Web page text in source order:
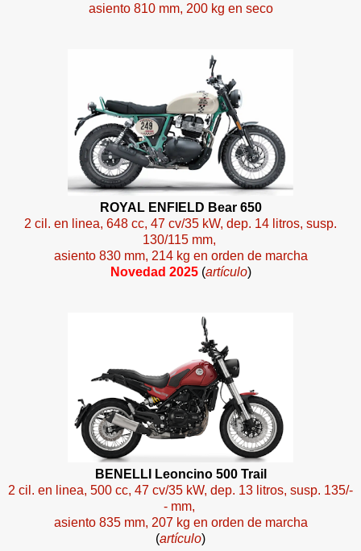
asiento 810 mm, 200 kg en seco
ROYAL ENFIELD Bear 650
2 cil. en linea, 648 cc, 47 cv/35 kW, dep. 14 litros, susp.
130/115 mm,
asiento 830 mm, 214 kg en orden de marcha
Novedad 2025(artículo)
BENELLI Leoncino 500 Trail
2 cil. en linea, 500 cc, 47 cv/35 kW, dep. 13 litros, susp. 135/-
- mm,
asiento 835 mm, 207 kg en orden de marcha
(artículo)